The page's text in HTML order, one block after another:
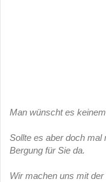
Man wünscht es
Sollte es aber doch mal
Bergung für Sie da.
Wir machen uns mit